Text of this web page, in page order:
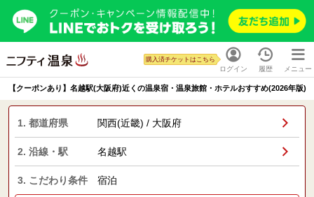
ログイン
購入済チケットはこちら
履歴 メニュー
【クーポンあり】名越駅(大阪府)近くの温泉宿・温泉旅館・ホテルおすすめ(2026年版)
1. 都道府県 関西(近畿) / 大阪府
2. 沿線・駅 名越駅
3. こだわり条件 宿泊